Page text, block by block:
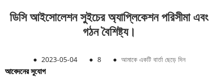
ডিসি আইসোলেশন সুইচের অ্যাপ্লিকেশন পরিসীমা এবং
গঠন বৈশিষ্ট্য।
● 2023-05-04 ● 8 ● আমাকে একটি বার্তা ছেড়ে দিন
আবেদনের সুযোগ